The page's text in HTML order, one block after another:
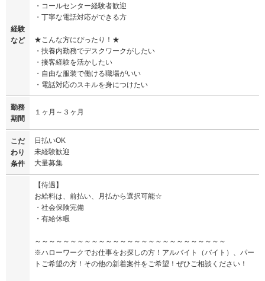
経験
など
・コールセンター経験者歓迎
・丁寧な電話対応ができる方
★こんな方にぴったり！★
・扶養内勤務でデスクワークがしたい
・接客経験を活かしたい
・自由な服装で働ける職場がいい
・電話対応のスキルを身につけたい
勤務
期間
１ヶ月～３ヶ月
こだ
わり
条件
日払いOK
未経験歓迎
大量募集
【待遇】
お給料は、前払い、月払から選択可能☆
・社会保険完備
・有給休暇
～～～～～～～～～～～～～～～～～～～～～～～～～～～
※ハローワークでお仕事をお探しの方！アルバイト（バイト）、パー
トご希望の方！その他の新着案件をご希望！ぜひご相談ください！